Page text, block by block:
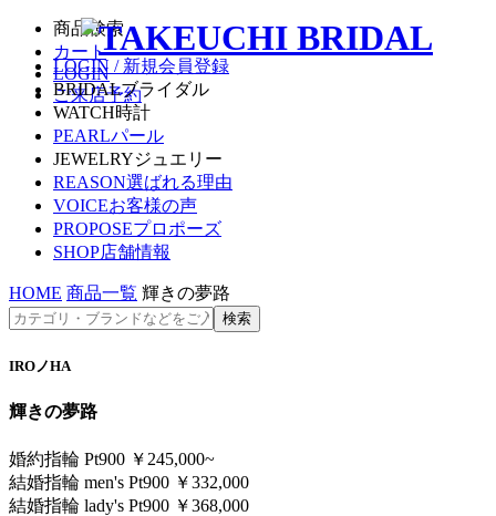
商品検索
カート
LOGIN
ご来店予約
LOGIN / 新規会員登録
BRIDALブライダル
WATCH時計
PEARLパール
JEWELRYジュエリー
REASON選ばれる理由
VOICEお客様の声
PROPOSEプロポーズ
SHOP店舗情報
HOME 商品一覧 輝きの夢路
IROノHA
輝きの夢路
婚約指輪 Pt900 ￥245,000~
結婚指輪 men's Pt900 ￥332,000
結婚指輪 lady's Pt900 ￥368,000